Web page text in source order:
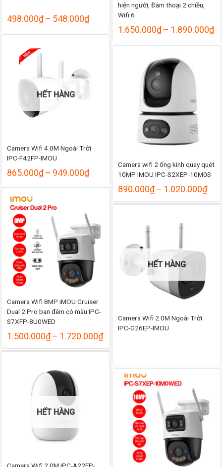
hiện người, Đàm thoại 2 chiều,
Wifi 6
1.650.000₫– 1.890.000₫
từ
498.000₫– 548.000₫Khoảng
từ
498.000₫
HẾT HÀNG
Camera Wifi 4.0M Ngoài Trời
IPC-F42FP-IMOU
865.000₫– 949.000₫Khoảng
từ
865.000₫
Camera wifi 2 ống kính quay quét
10MP IMOU IPC-S2XEP-10M0S
890.000₫– 1.020.000₫
từ
Camera Wifi 8MP iMOU Cruiser
Dual 2 Pro ban đêm có màu IPC-
S7XFP-8U0WED
1.500.000₫– 1.720.000₫Khoảng
từ
1.500.000₫
đến
1.720.000₫
HẾT HÀNG
Camera Wifi 2.0M Ngoài Trời
IPC-G26EP-IMOU
HẾT HÀNG
Camera Wifi 2.0M IPC-A22EP-